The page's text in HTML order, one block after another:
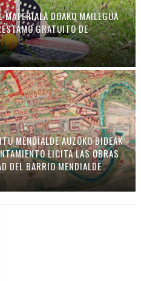
DOAKO MAILEGUA
GRATUITO DE
MENDIALDE AUZOKO BIDEAK
LICITA LAS OBRAS
DEL BARRIO MENDIALDE